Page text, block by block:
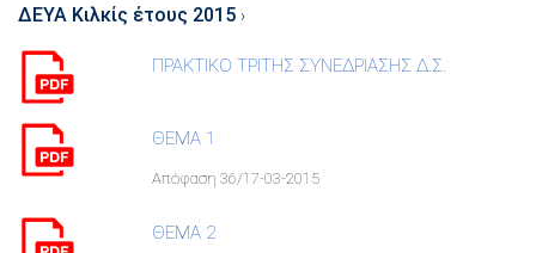
ΔΕΥΑ Κιλκίς έτους 2015 ›
ΠΡΑΚΤΙΚΟ ΤΡΙΤΗΣ ΣΥΝΕΔΡΙΑΣΗΣ Δ.Σ.
ΘΕΜΑ 1
Απόφαση 36/17-03-2015
ΘΕΜΑ 2